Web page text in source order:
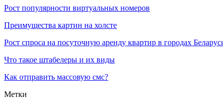
Рост популярности виртуальных номеров
Преимущества картин на холсте
Рост спроса на посуточную аренду квартир в городах
Что такое штабелеры и их виды
Как отправить массовую смс?
Метки